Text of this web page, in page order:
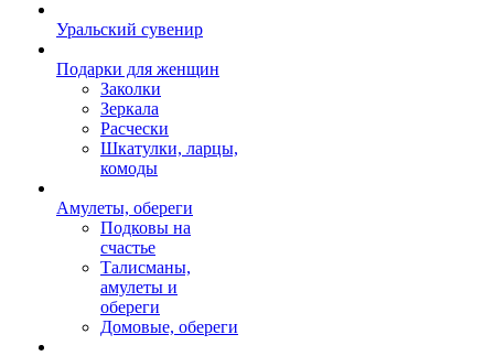
Уральский сувенир
Подарки для женщин
Заколки
Зеркала
Расчески
Шкатулки, ларцы,
комоды
Амулеты, обереги
Подковы на
счастье
Талисманы,
амулеты и
обереги
Домовые, обереги